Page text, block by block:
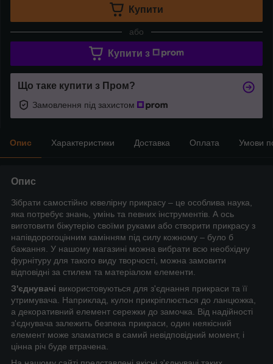
Купити
або
Купити з
Що таке купити з Пром?
Замовлення під захистом
Опис Характеристики Доставка Оплата Умови
Опис
Зібрати самостійно ювелірну прикрасу – це особлива наука,
яка потребує знань, умінь та певних інструментів. А ось
виготовити біжутерію своїми руками або створити прикрасу з
напівдорогоцінним камінням під силу кожному – було б
бажання. У нашому магазині можна вибрати всю необхідну
фурнітуру для такого виду творчості, можна замовити
відповідні за стилем та матеріалом елементи.
З'єднувачі використовуються для з'єднання прикраси та її
утримувача. Наприклад, кулон прикріплюється до ланцюжка,
а декоративний елемент сережки до замочка. Від надійності
з'єднувача залежить безпека прикраси, один неякісний
елемент може зламатися в самий невідповідний момент, і
цінна річ буде втрачена.